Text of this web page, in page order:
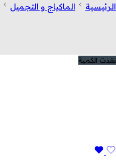
الرئيسية
الماكياج و التجميل
نفدت الكمية